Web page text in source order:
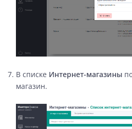
В списке Интернет-магазины
магазин.